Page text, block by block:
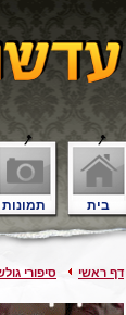
בית תמונות
דף ראשי סיפורי